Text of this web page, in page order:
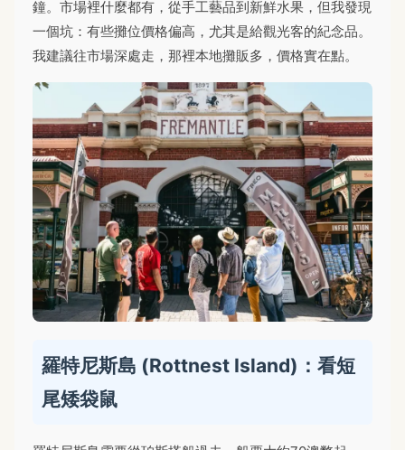
鐘。市場裡什麼都有，從手工藝品到新鮮水果，但我發現
一個坑：有些攤位價格偏高，尤其是給觀光客的紀念品。
我建議往市場深處走，那裡本地攤販多，價格實在點。
羅特尼斯島 (Rottnest Island)：看短
尾矮袋鼠